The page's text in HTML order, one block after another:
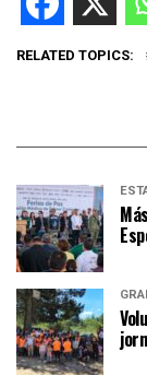
RELATED TOPICS: